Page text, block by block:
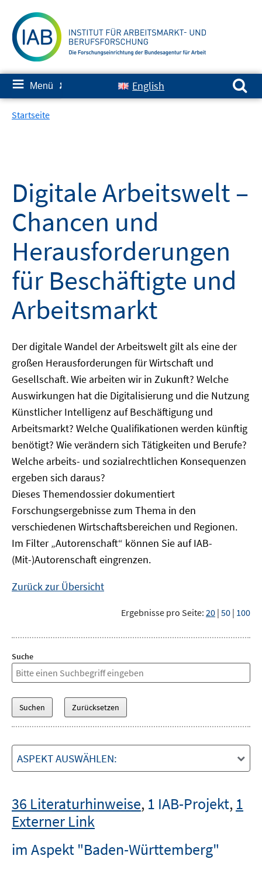
zum
Inhalt
≡ Menü ✘ English
Suchen nach:
Startseite
Digitale Arbeitswelt –
Chancen und
Herausforderungen
für Beschäftigte und
Arbeitsmarkt
Der digitale Wandel der Arbeitswelt gilt als eine der
großen Herausforderungen für Wirtschaft und
Gesellschaft. Wie arbeiten wir in Zukunft? Welche
Auswirkungen hat die Digitalisierung und die Nutzung
Künstlicher Intelligenz auf Beschäftigung und
Arbeitsmarkt? Welche Qualifikationen werden künftig
benötigt? Wie verändern sich Tätigkeiten und Berufe?
Welche arbeits- und sozialrechtlichen Konsequenzen
ergeben sich daraus?
Dieses Themendossier dokumentiert
Forschungsergebnisse zum Thema in den
verschiedenen Wirtschaftsbereichen und Regionen.
Im Filter „Autorenschaft“ können Sie auf IAB-
(Mit-)Autorenschaft eingrenzen.
Zurück zur Übersicht
Ergebnisse pro Seite: 20 | 50 | 100
Suche
ASPEKT AUSWÄHLEN:
36 Literaturhinweise, 1 IAB-Projekt, 1
Externer Link
im Aspekt "Baden-Württemberg"